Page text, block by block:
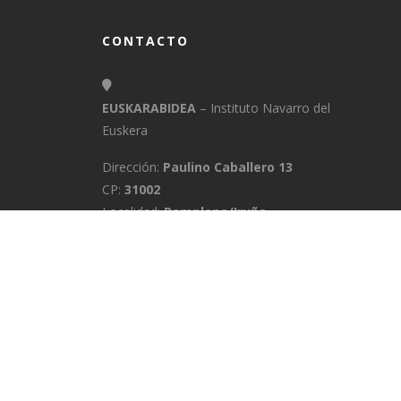
CONTACTO
EUSKARABIDEA – Instituto Navarro del
Euskera
Dirección: Paulino Caballero 13
CP: 31002
Localidad:Pamplona/Iruña